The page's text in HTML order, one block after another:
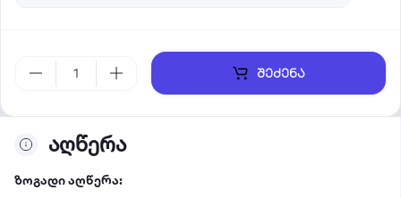
შეძენა
აღწერა
ზოგადი აღწერა: